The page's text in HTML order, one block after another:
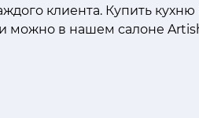
клиента. Купить
можно в нашем салоне